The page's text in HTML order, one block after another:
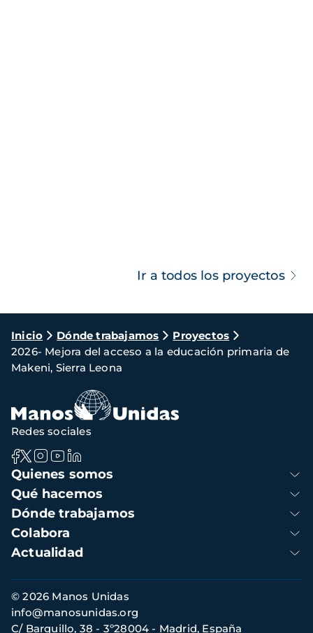
Ir a todos los proyectos
Ruta
de
navegación
Inicio Dónde trabajamos
Proyectos
2026- Mejora del acceso a la educación primaria de
Makeni, Sierra Leona
Navegación
principal
Quienes somos
Qué hacemos
Dónde trabajamos
Colabora
Actualidad
Redes sociales
Información
de
contacto
© 2026 Manos Unidas
C/ Barquillo, 38 - 3º28004 - Madrid, España
info@manosunidas.org